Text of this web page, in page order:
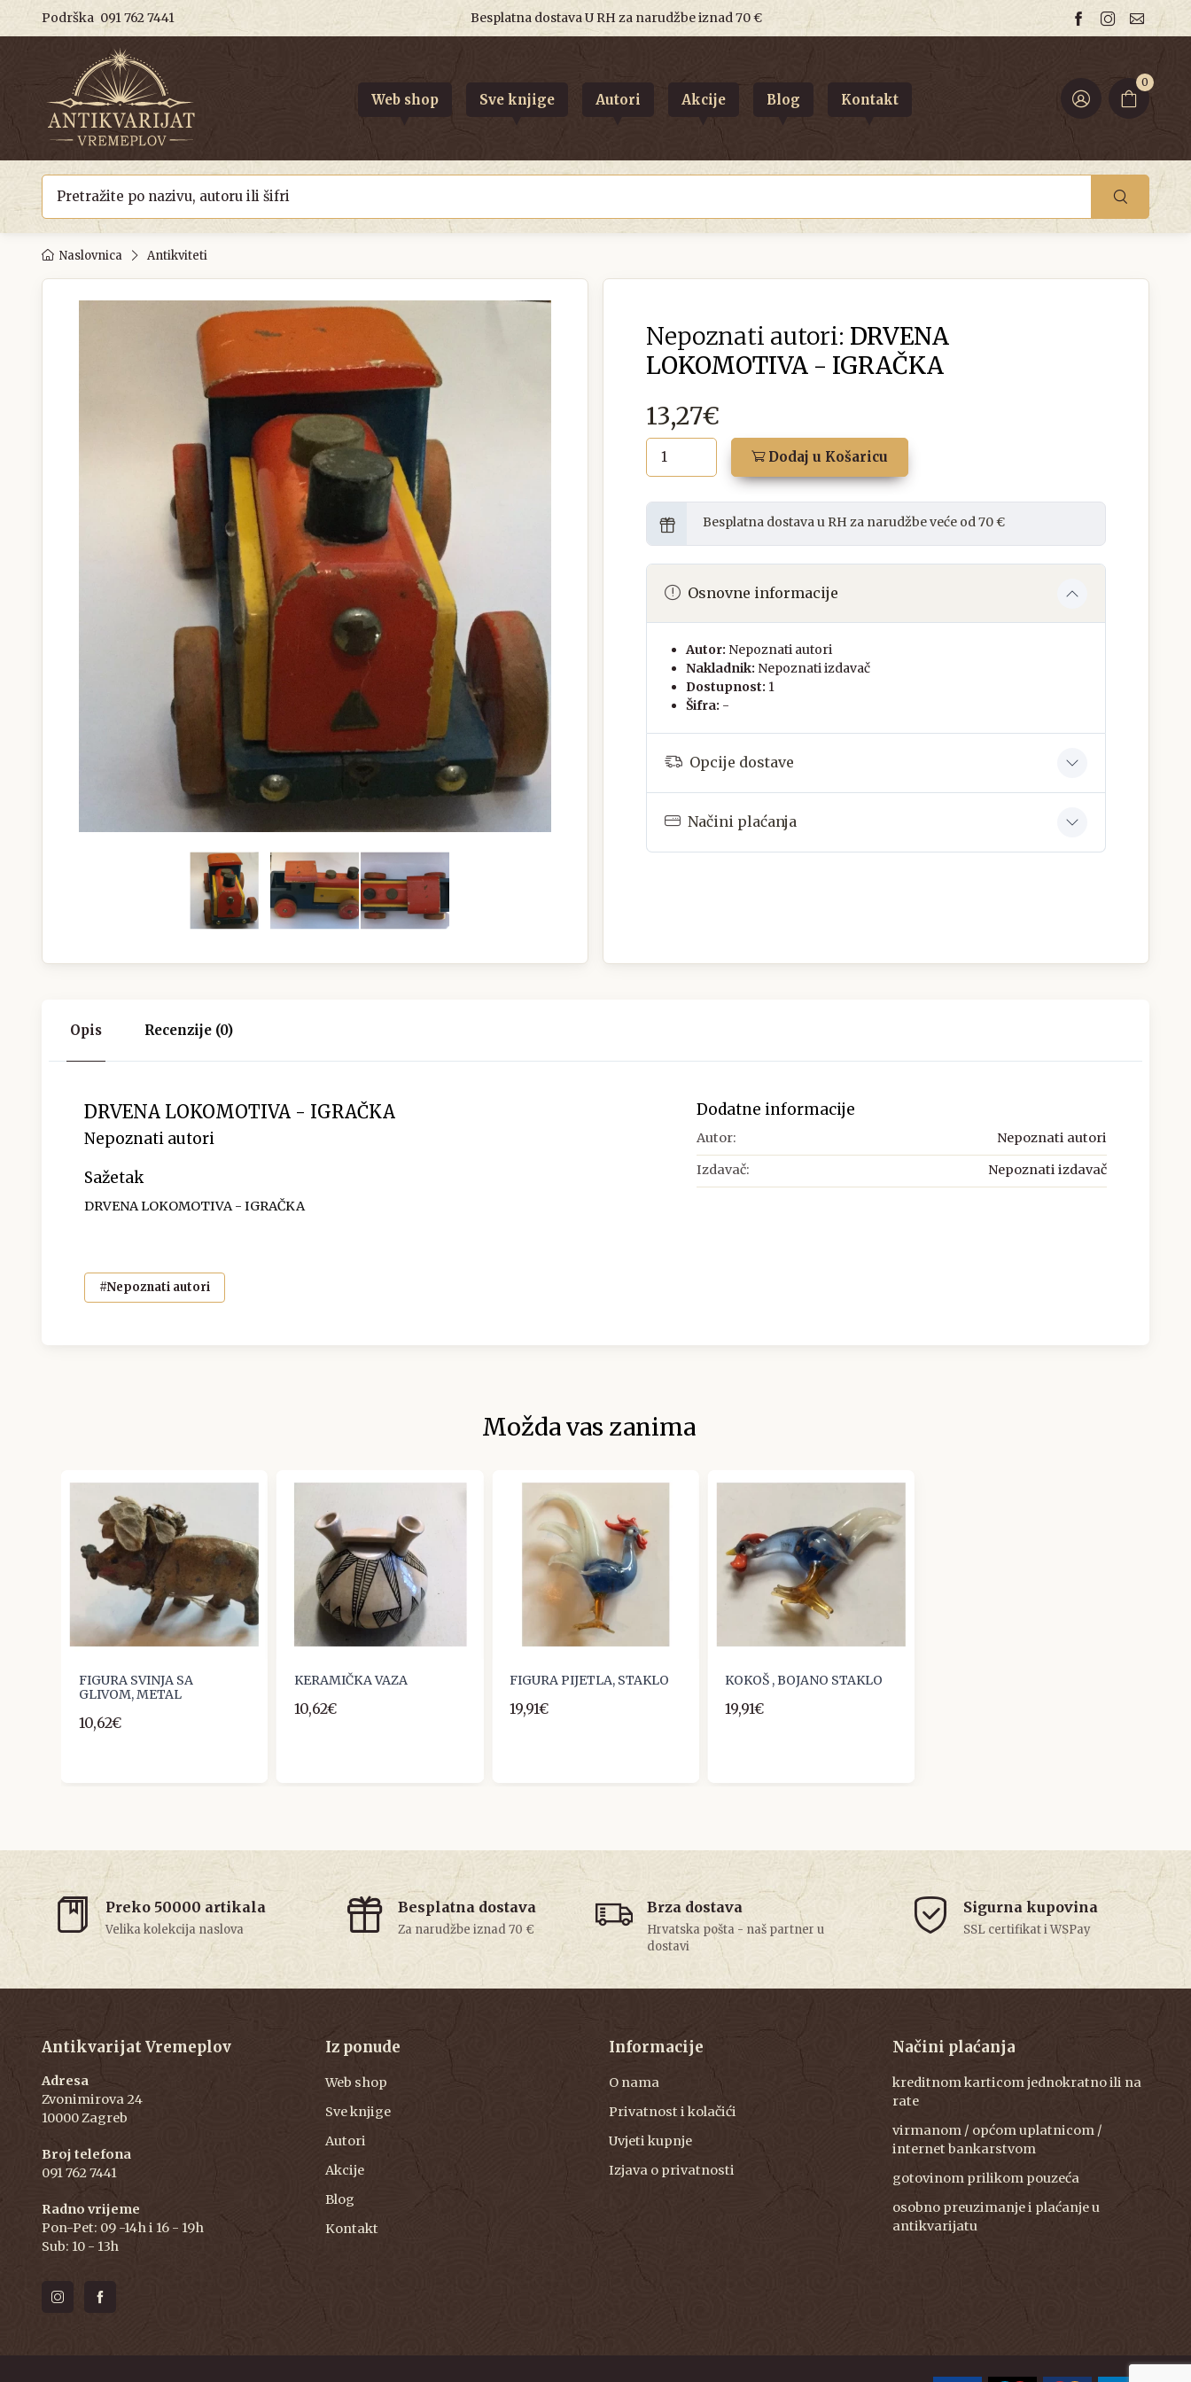
Podrška 091 762 7441 Besplatna dostava U RH za narudžbe iznad 70 €
0
Web shop Sve knjige Autori Akcije Blog Kontakt
Naslovnica Antikviteti
Nepoznati autori: DRVENA
LOKOMOTIVA - IGRAČKA
13,27€
Dodaj u Košaricu
Besplatna dostava u RH za narudžbe veće od 70 €
Osnovne informacije
Autor: Nepoznati autori
Nakladnik: Nepoznati izdavač
Dostupnost: 1
Šifra: -
Opcije dostave
Načini plaćanja
Opis Recenzije (0)
DRVENA LOKOMOTIVA - IGRAČKA
Nepoznati autori
Sažetak
DRVENA LOKOMOTIVA - IGRAČKA
#Nepoznati autori
Dodatne informacije
Autor: Nepoznati autori
Izdavač: Nepoznati izdavač
Možda vas zanima
FIGURA SVINJA SA
GLIVOM, METAL
10,62€
KERAMIČKA VAZA
10,62€
FIGURA PIJETLA, STAKLO
19,91€
KOKOŠ , BOJANO STAKLO
19,91€
Preko 50000 artikala
Velika kolekcija naslova
Besplatna dostava
Za narudžbe iznad 70 €
Brza dostava
Hrvatska pošta - naš partner u
dostavi
Sigurna kupovina
SSL certifikat i WSPay
Antikvarijat Vremeplov
Adresa
Zvonimirova 24
10000 Zagreb
Broj telefona
091 762 7441
Radno vrijeme
Pon-Pet: 09 -14h i 16 - 19h
Sub: 10 - 13h
Iz ponude
Web shop
Sve knjige
Autori
Akcije
Blog
Kontakt
Informacije
O nama
Privatnost i kolačići
Uvjeti kupnje
Izjava o privatnosti
Načini plaćanja
kreditnom karticom jednokratno ili na
rate
virmanom / općom uplatnicom /
internet bankarstvom
gotovinom prilikom pouzeća
osobno preuzimanje i plaćanje u
antikvarijatu